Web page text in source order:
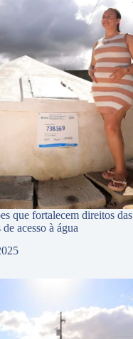
que fortalecem direitos das
acesso à água